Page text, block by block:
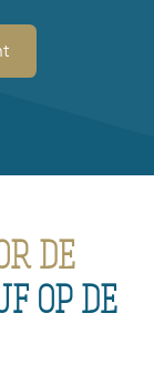
de
op de